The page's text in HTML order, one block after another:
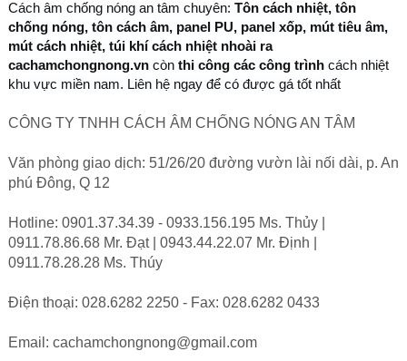
Cách âm chống nóng an tâm chuyên: Tôn cách nhiệt, tôn
chống nóng, tôn cách âm, panel PU, panel xốp, mút tiêu âm,
mút cách nhiệt, túi khí cách nhiệt nhoài ra
cachamchongnong.vn cònthi công các công trìnhcách nhiệt
khu vực miền nam. Liên hệ ngay để có được gá tốt nhất
CÔNG TY TNHH CÁCH ÂM CHỐNG NÓNG AN TÂM
Văn phòng giao dịch: 51/26/20 đường vườn lài nối dài, p. An
phú Đông, Q 12
Hotline: 0901.37.34.39 - 0933.156.195 Ms. Thủy |
0911.78.86.68 Mr. Đạt | 0943.44.22.07 Mr. Định |
0911.78.28.28 Ms. Thúy
Điện thoại: 028.6282 2250 - Fax: 028.6282 0433
Email: cachamchongnong@gmail.com